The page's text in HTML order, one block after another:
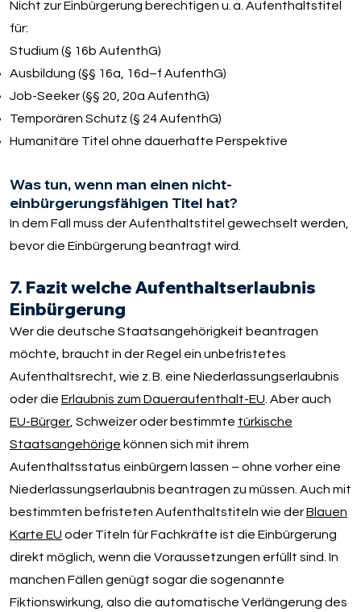
Nicht zur Einbürgerung berechtigen u. a. Aufenthaltstitel
für:
Studium (§ 16b AufenthG)
Ausbildung (§§ 16a, 16d–f AufenthG)
Job-Seeker (§§ 20, 20a AufenthG)
Temporären Schutz (§ 24 AufenthG)
Humanitäre Titel ohne dauerhafte Perspektive
Was tun, wenn man einen nicht-
einbürgerungsfähigen Titel hat?
In dem Fall muss der Aufenthaltstitel gewechselt werden,
bevor die Einbürgerung beantragt wird.
7. Fazit welche Aufenthaltserlaubnis
Einbürgerung
Wer die deutsche Staatsangehörigkeit beantragen
möchte, braucht in der Regel ein unbefristetes
Aufenthaltsrecht, wie z. B. eine Niederlassungserlaubnis
oder die Erlaubnis zum Daueraufenthalt-EU . Aber auch
EU-Bürger, Schweizer oder bestimmte türkische
Staatsangehörige können sich mit ihrem
Aufenthaltsstatus einbürgern lassen – ohne vorher eine
Niederlassungserlaubnis beantragen zu müssen. Auch mit
bestimmten befristeten Aufenthaltstiteln wie derBlauen
Karte EU oder Titeln für Fachkräfte ist die Einbürgerung
direkt möglich, wenn die Voraussetzungen erfüllt sind. In
manchen Fällen genügt sogar die sogenannte
Fiktionswirkung, also die automatische Verlängerung des